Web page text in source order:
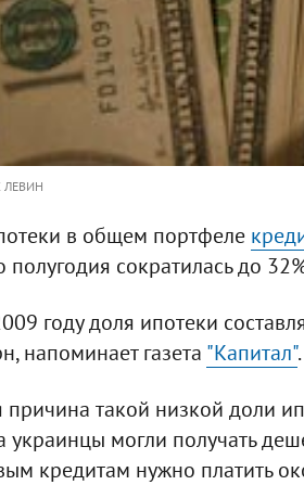
ЛЕВИН
в общем портфеле
полугодия сократилась до
году доля ипотеки
напоминает газета "Капитал".
причина такой низкой доли
украинцы могли получать
кредитам нужно платить